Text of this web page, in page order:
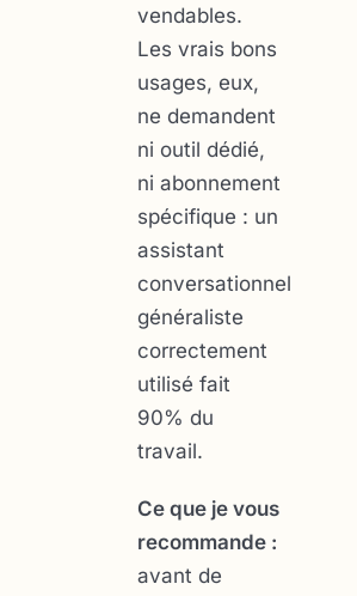
vendables.
Les vrais bons
usages, eux,
ne demandent
ni outil dédié,
ni abonnement
spécifique : un
assistant
conversationnel
généraliste
correctement
utilisé fait
90% du
travail.
Ce que je vous
recommande :
avant de